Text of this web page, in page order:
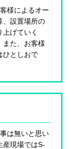
様によるオー
、設置場所の
げていく
また、お客様
ひとしおで
は無いと思い
産現場ではS-